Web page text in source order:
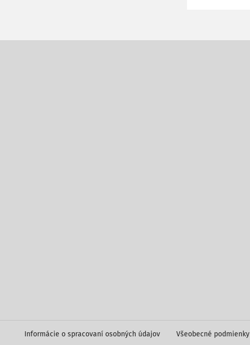
Informácie o spracovaní osobných údajov Všeobecné podmienky